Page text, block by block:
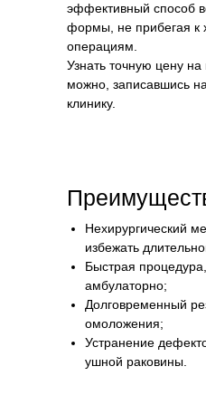
эффективный способ
формы, не прибегая к
операциям.
Узнать точную цену на
можно, записавшись
клинику.
Нехирургический
избежать
Быстрая
амбулаторно;
Долговременный
омоложения;
Устранение
ушной раковины.